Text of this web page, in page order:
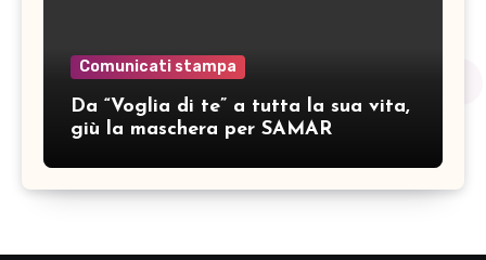
Comunicati stampa
Da “Voglia di te” a tutta la sua vita,
giù la maschera per SAMAR